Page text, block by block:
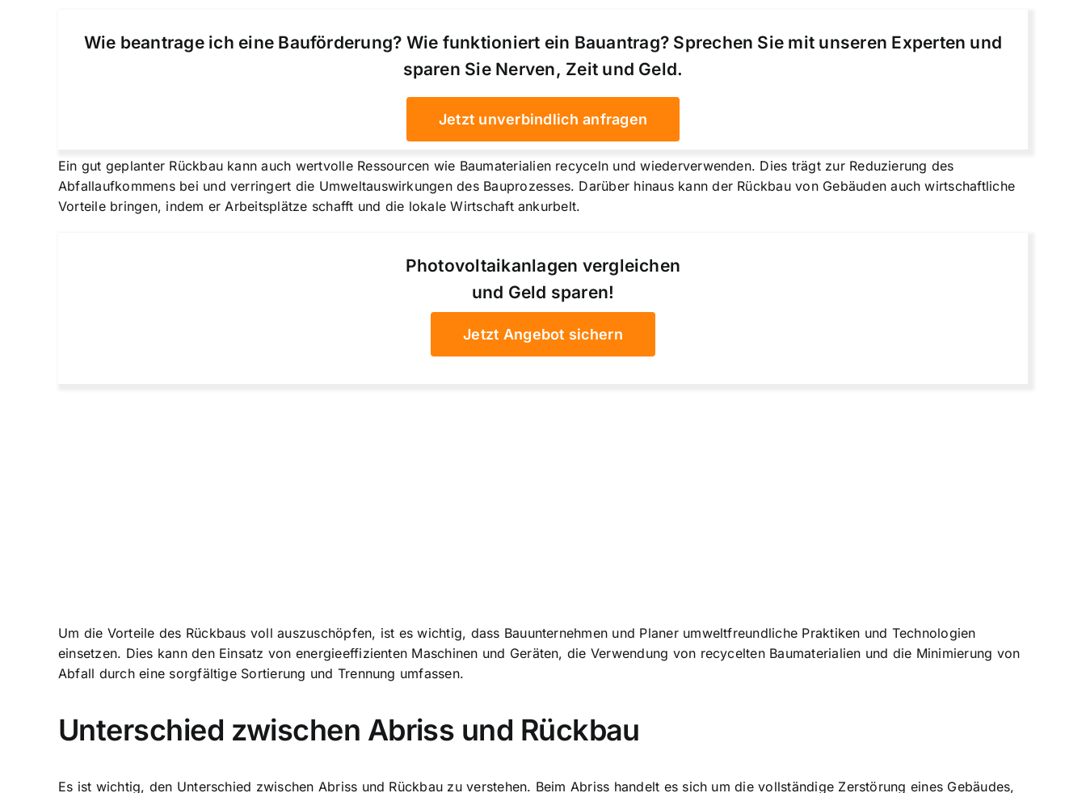
Wie beantrage ich eine Bauförderung? Wie funktioniert ein Bauantrag? Sprechen Sie mit unseren Experten und
sparen Sie Nerven, Zeit und Geld.
Jetzt unverbindlich anfragen
Ein gut geplanter Rückbau kann auch wertvolle Ressourcen wie Baumaterialien recyceln und wiederverwenden. Dies trägt zur Reduzierung des
Abfallaufkommens bei und verringert die Umweltauswirkungen des Bauprozesses. Darüber hinaus kann der Rückbau von Gebäuden auch wirtschaftliche
Vorteile bringen, indem er Arbeitsplätze schafft und die lokale Wirtschaft ankurbelt.
Photovoltaikanlagen vergleichen
und Geld sparen!
Jetzt Angebot sichern
Um die Vorteile des Rückbaus voll auszuschöpfen, ist es wichtig, dass Bauunternehmen und Planer umweltfreundliche Praktiken und Technologien
einsetzen. Dies kann den Einsatz von energieeffizienten Maschinen und Geräten, die Verwendung von recycelten Baumaterialien und die Minimierung von
Abfall durch eine sorgfältige Sortierung und Trennung umfassen.
Unterschied zwischen Abriss und Rückbau
Es ist wichtig, den Unterschied zwischen Abriss und Rückbau zu verstehen. Beim Abriss handelt es sich um die vollständige Zerstörung eines Gebäudes,